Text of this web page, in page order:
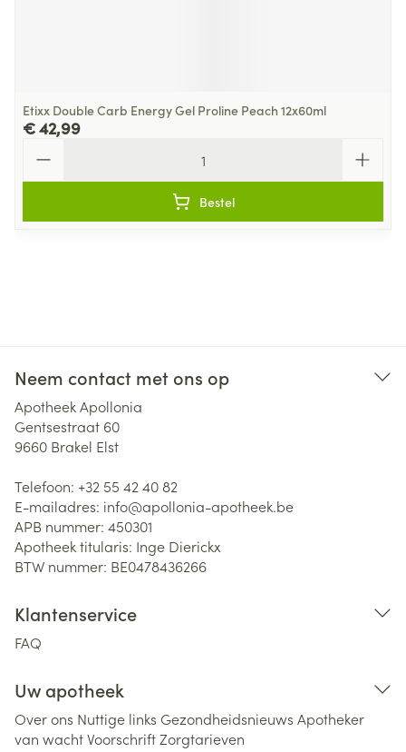
Etixx Double Carb Energy Gel Proline Peach 12x60ml
€ 42,99
Bestel
Neem contact met ons op
Apotheek Apollonia
Gentsestraat 60
9660 Brakel Elst
Telefoon: +32 55 42 40 82
E-mailadres: info@apollonia-apotheek.be
APB nummer: 450301
Apotheek titularis: Inge Dierickx
BTW nummer: BE0478436266
Klantenservice
FAQ
Uw apotheek
Over ons Nuttige links Gezondheidsnieuws Apotheker
van wachtVoorschriftZorgtarieven